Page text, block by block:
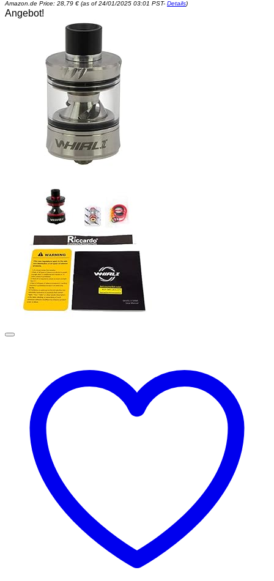
Amazon.de Price: 28,79 € (as of 24/01/2025 03:01 PST- Details)
Angebot!